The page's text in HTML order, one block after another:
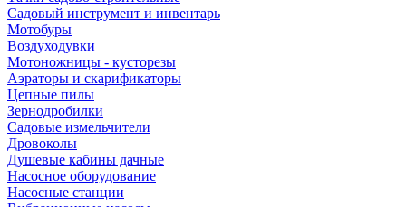
Садовый инструмент и инвентарь
Мотобуры
Воздуходувки
Мотоножницы - кусторезы
Аэраторы и скарификаторы
Цепные пилы
Зернодробилки
Садовые измельчители
Дровоколы
Душевые кабины дачные
Насосное оборудование
Насосные станции